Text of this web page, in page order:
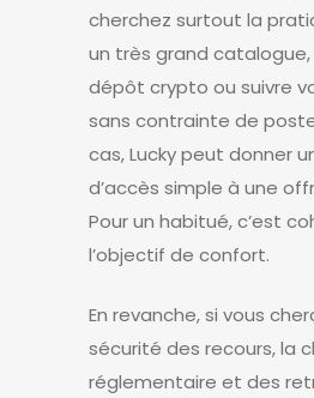
cherchez surtout la
un très grand catalogue,
dépôt crypto ou suivre
sans contrainte de
cas, Lucky peut donner
d’accès simple à une
Pour un habitué, c’est
l’objectif de confort.
En revanche, si vous
sécurité des recours, la
réglementaire et des